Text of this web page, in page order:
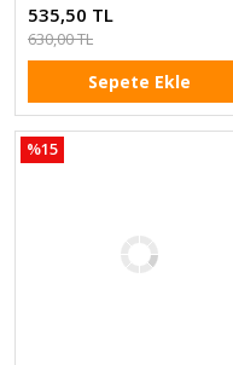
535,50 TL
630,00 TL
Sepete Ekle
%15